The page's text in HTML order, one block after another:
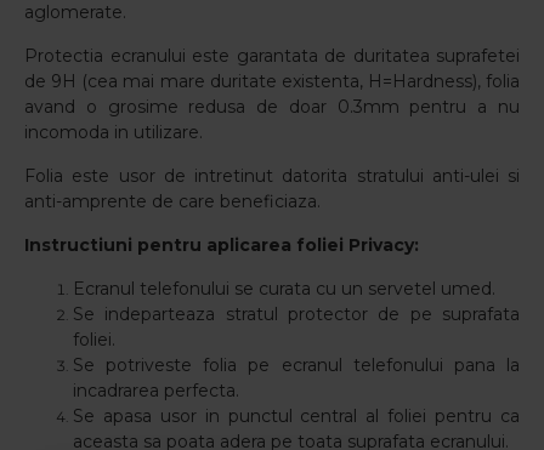
aglomerate.
Protectia ecranului este garantata de duritatea suprafetei
de 9H (cea mai mare duritate existenta, H=Hardness), folia
avand o grosime redusa de doar 0.3mm pentru a nu
incomoda in utilizare.
Folia este usor de intretinut datorita stratului anti-ulei si
anti-amprente de care beneficiaza.
Instructiuni pentru aplicarea foliei Privacy:
Ecranul telefonului se curata cu un servetel umed.
Se indeparteaza stratul protector de pe suprafata
foliei.
Se potriveste folia pe ecranul telefonului pana la
incadrarea perfecta.
Se apasa usor in punctul central al foliei pentru ca
aceasta sa poata adera pe toata suprafata ecranului.